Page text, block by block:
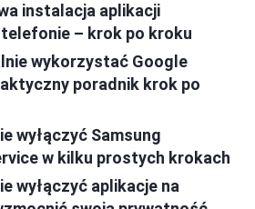
instalacja aplikacji
– krok po kroku
wykorzystać Google
poradnik krok po
wyłączyć Samsung
w kilku prostych krokach
wyłączyć aplikacje na